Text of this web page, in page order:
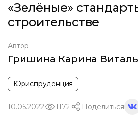
«Зелёные»
строительстве
Автор
Гришина Карина
Юриспруденция
10.06.2022 1172 Поделиться